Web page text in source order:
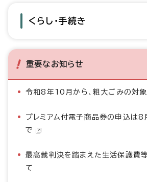
くらし・手続き
重要なお知らせ
令和8年10月から、粗大ごみの対
プレミアム付電子商品券の申込は8
で
最高裁判決を踏まえた生活保護費
て